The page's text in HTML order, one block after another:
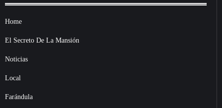
Home
El Secreto De La Mansión
Noticias
Local
Farándula